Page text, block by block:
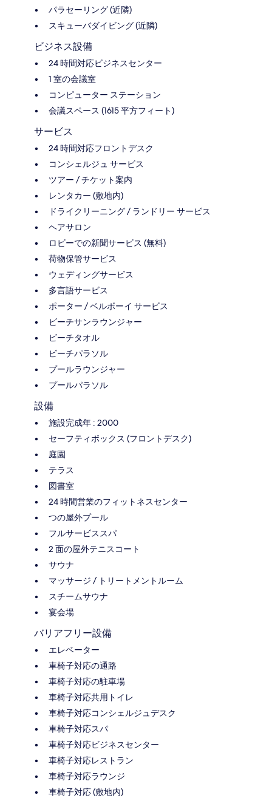
パラセーリング (近隣)
スキューバダイビング (近隣)
ビジネス設備
24 時間対応ビジネスセンター
1 室の会議室
コンピューター ステーション
会議スペース (1615 平方フィート)
サービス
24 時間対応フロントデスク
コンシェルジュ サービス
ツアー / チケット案内
レンタカー (敷地内)
ドライクリーニング / ランドリー サービス
ヘアサロン
ロビーでの新聞サービス (無料)
荷物保管サービス
ウェディングサービス
多言語サービス
ポーター / ベルボーイ サービス
ビーチサンラウンジャー
ビーチタオル
ビーチパラソル
プールラウンジャー
プールパラソル
設備
施設完成年 : 2000
セーフティボックス (フロントデスク)
庭園
テラス
図書室
24 時間営業のフィットネスセンター
つの屋外プール
フルサービススパ
2 面の屋外テニスコート
サウナ
マッサージ / トリートメントルーム
スチームサウナ
宴会場
バリアフリー設備
エレベーター
車椅子対応の通路
車椅子対応の駐車場
車椅子対応共用トイレ
車椅子対応コンシェルジュデスク
車椅子対応スパ
車椅子対応ビジネスセンター
車椅子対応レストラン
車椅子対応ラウンジ
車椅子対応 (敷地内)